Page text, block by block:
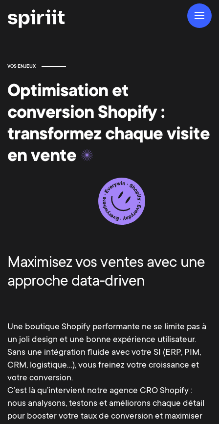
VOS ENJEUX
Optimisation et
conversion Shopify :
transformez chaque visite
en vente
Maximisez vos ventes avec une
approche data-driven
Une boutique Shopify performante ne se limite pas à
un joli design et une bonne expérience utilisateur.
Sans une intégration fluide avec votre SI (ERP, PIM,
CRM, logistique…), vous freinez votre croissance et
votre conversion.
C’est là qu’intervient notre agence CRO Shopify :
nous analysons, testons et améliorons chaque détail
pour booster votre taux de conversion et maximiser